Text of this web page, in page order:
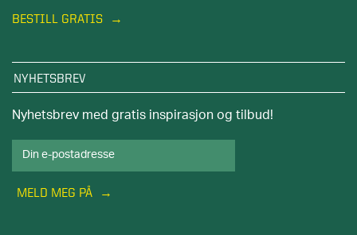
BESTILL GRATIS
NYHETSBREV
Nyhetsbrev med gratis inspirasjon og tilbud!
MELD MEG PÅ